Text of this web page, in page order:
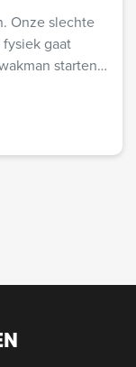
Onze slechte
gaat
starten…